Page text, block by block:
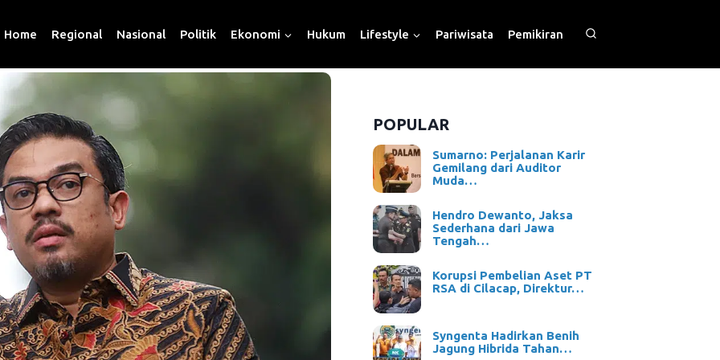
Home Regional Nasional Politik Ekonomi Hukum Lifestyle Pariwisata Pemikiran
POPULAR
Sumarno: Perjalanan Karir
Gemilang dari Auditor
Muda…
Hendro Dewanto, Jaksa
Sederhana dari Jawa
Tengah…
Korupsi Pembelian Aset PT
RSA di Cilacap, Direktur…
Syngenta Hadirkan Benih
Jagung Hibrida Tahan…